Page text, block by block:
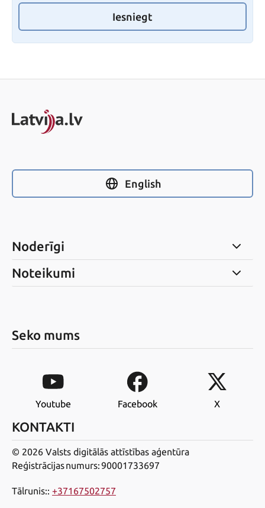
Iesniegt
English
Noderīgi
Noteikumi
Seko mums
Youtube Facebook X
KONTAKTI
© 2026 Valsts digitālās attīstības aģentūra
Reģistrācijas numurs: 90001733697
Tālrunis:: +37167502757